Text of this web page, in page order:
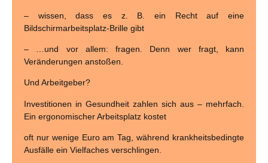
– wissen, dass es z. B. ein Recht auf eine
Bildschirmarbeitsplatz-Brille gibt
– …und vor allem: fragen. Denn wer fragt, kann
Veränderungen anstoßen.
Und Arbeitgeber?
Investitionen in Gesundheit zahlen sich aus – mehrfach.
Ein ergonomischer Arbeitsplatz kostet
oft nur wenige Euro am Tag, während krankheitsbedingte
Ausfälle ein Vielfaches verschlingen.